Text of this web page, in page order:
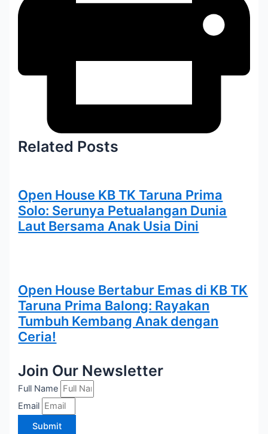
Related Posts
Open House KB TK Taruna Prima
Solo: Serunya Petualangan Dunia
Laut Bersama Anak Usia Dini
Open House Bertabur Emas di KB TK
Taruna Prima Balong: Rayakan
Tumbuh Kembang Anak dengan
Ceria!
Join Our Newsletter
Full Name
Email
Submit